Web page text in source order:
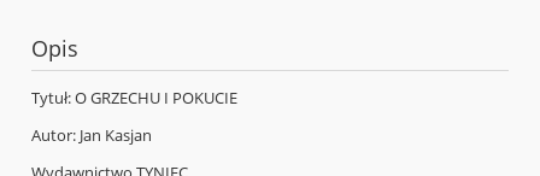
Opis
Tytuł: O GRZECHU I POKUCIE
Autor: Jan Kasjan